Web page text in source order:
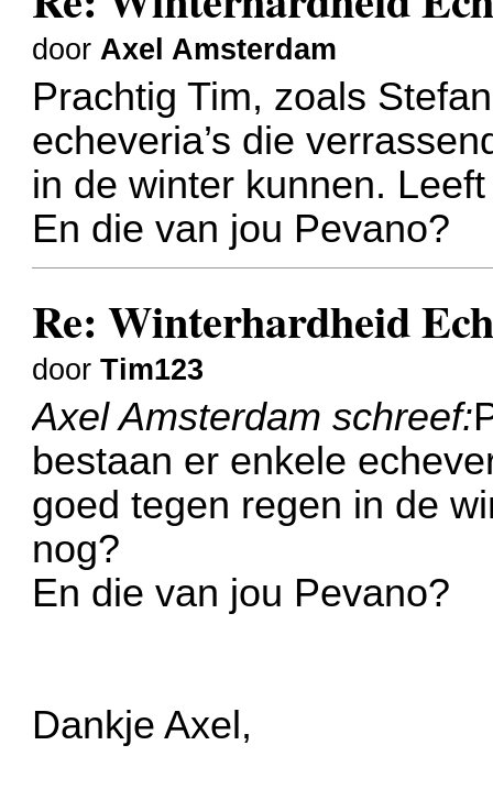
doorAxel Amsterdam
Prachtig Tim, zoals
echeveria’s die
in de winter kunnen.
En die van jou Pevano?
Re: Winterhardheid
doorTim123
Axel Amsterdam schreef:
bestaan er enkele
goed tegen regen in de
nog?
En die van jou Pevano?
Dankje Axel,